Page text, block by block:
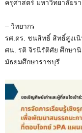
ครุศาสตร์ มหาวิทยาลัยร
– วิทยากร
รศ.ดร. ชนสิทธิ์ สิทธิ์สูงเ
ศน. รติ จิรนิรัติศัย ศึกษา
มัธยมศึกษาราชบุรี